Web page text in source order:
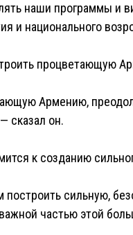
наши программы и
и национального
процветающую
Армению,
сказал он.
к созданию
сильную,
частью этой